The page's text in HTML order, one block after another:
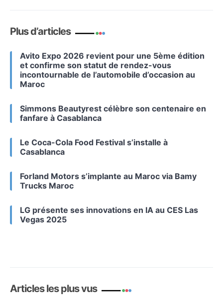
Plus d’articles
Avito Expo 2026 revient pour une 5ème édition
et confirme son statut de rendez-vous
incontournable de l’automobile d’occasion au
Maroc
Simmons Beautyrest célèbre son centenaire en
fanfare à Casablanca
Le Coca-Cola Food Festival s’installe à
Casablanca
Forland Motors s’implante au Maroc via Bamy
Trucks Maroc
LG présente ses innovations en IA au CES Las
Vegas 2025
Articles les plus vus